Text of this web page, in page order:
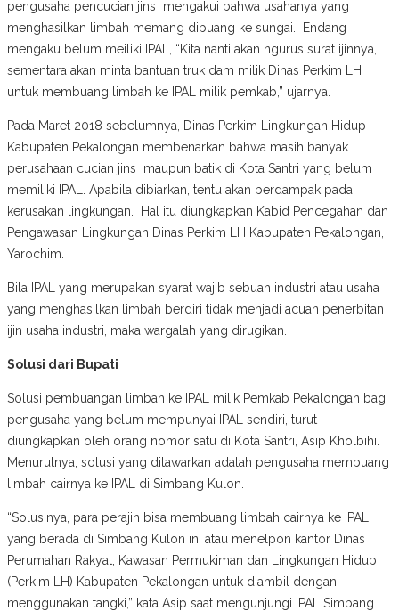
pengusaha pencucian jins mengakui bahwa usahanya yang
menghasilkan limbah memang dibuang ke sungai. Endang
mengaku belum meiliki IPAL, “Kita nanti akan ngurus surat ijinnya,
sementara akan minta bantuan truk dam milik Dinas Perkim LH
untuk membuang limbah ke IPAL milik pemkab,” ujarnya.
Pada Maret 2018 sebelumnya, Dinas Perkim Lingkungan Hidup
Kabupaten Pekalongan membenarkan bahwa masih banyak
perusahaan cucian jins maupun batik di Kota Santri yang belum
memiliki IPAL. Apabila dibiarkan, tentu akan berdampak pada
kerusakan lingkungan. Hal itu diungkapkan Kabid Pencegahan dan
Pengawasan Lingkungan Dinas Perkim LH Kabupaten Pekalongan,
Yarochim.
Bila IPAL yang merupakan syarat wajib sebuah industri atau usaha
yang menghasilkan limbah berdiri tidak menjadi acuan penerbitan
ijin usaha industri, maka wargalah yang dirugikan.
Solusi dari Bupati
Solusi pembuangan limbah ke IPAL milik Pemkab Pekalongan bagi
pengusaha yang belum mempunyai IPAL sendiri, turut
diungkapkan oleh orang nomor satu di Kota Santri, Asip Kholbihi.
Menurutnya, solusi yang ditawarkan adalah pengusaha membuang
limbah cairnya ke IPAL di Simbang Kulon.
“Solusinya, para perajin bisa membuang limbah cairnya ke IPAL
yang berada di Simbang Kulon ini atau menelpon kantor Dinas
Perumahan Rakyat, Kawasan Permukiman dan Lingkungan Hidup
(Perkim LH) Kabupaten Pekalongan untuk diambil dengan
menggunakan tangki,” kata Asip saat mengunjungi IPAL Simbang